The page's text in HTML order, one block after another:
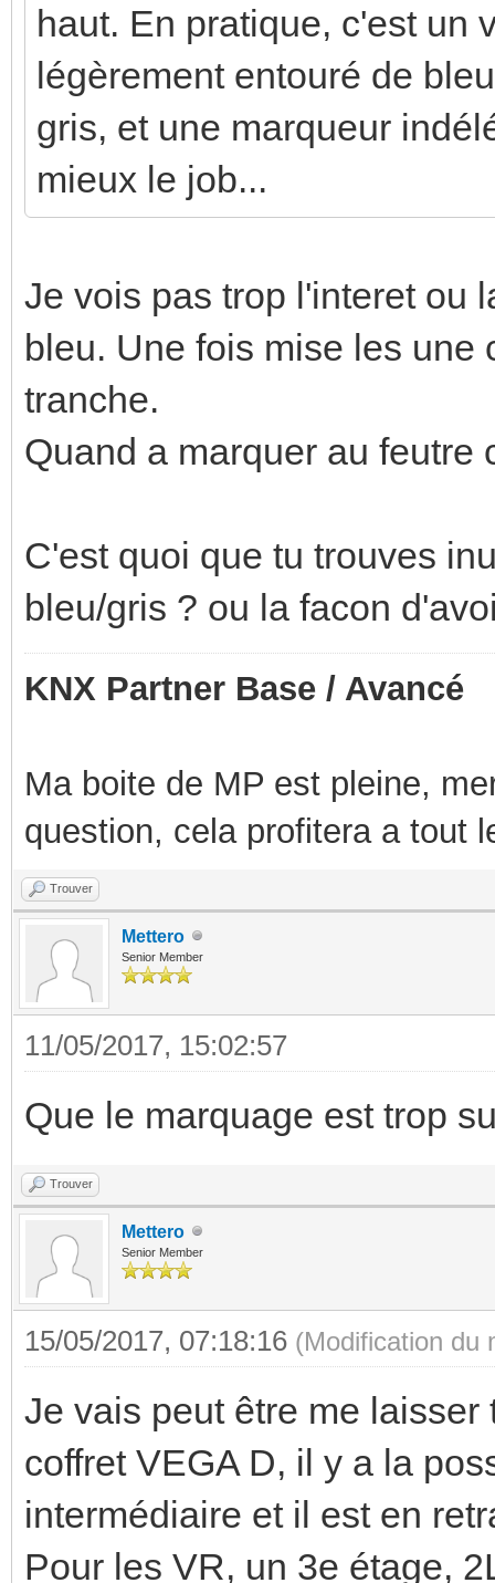
haut. En pratique, c'est un
légèrement entouré de
gris, et une marqueur
mieux le job...
Je vois pas trop l'interet ou
bleu. Une fois mise les une
tranche.
Quand a marquer au feutre
C'est quoi que tu trouves
bleu/gris ? ou la facon
KNX Partner Base / Avancé
Ma boite de MP est pleine,
question, cela profitera a tout
Trouver
Mettero
Senior Member
11/05/2017, 15:02:57
Que le marquage est trop
Trouver
Mettero
Senior Member
15/05/2017, 07:18:16 (Modification du
Je vais peut être me
coffret VEGA D, il y a la
intermédiaire et il est en
Pour les VR, un 3e étage,